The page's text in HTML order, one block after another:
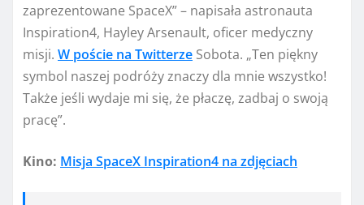
zaprezentowane SpaceX” – napisała astronauta
Inspiration4, Hayley Arsenault, oficer medyczny
misji. W poście na Twitterze Sobota. „Ten piękny
symbol naszej podróży znaczy dla mnie wszystko!
Także jeśli wydaje mi się, że płaczę, zadbaj o swoją
pracę”.
Kino: Misja SpaceX Inspiration4 na zdjęciach